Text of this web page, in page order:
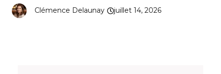
Clémence Delaunay juillet 14, 2026